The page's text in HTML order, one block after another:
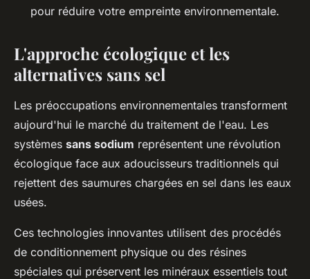
pour réduire votre empreinte environnementale.
L'approche écologique et les
alternatives sans sel
Les préoccupations environnementales transforment
aujourd'hui le marché du traitement de l'eau. Les
systèmes sans sodium représentent une révolution
écologique face aux adoucisseurs traditionnels qui
rejettent des saumures chargées en sel dans les eaux
usées.
Ces technologies innovantes utilisent des procédés
de conditionnement physique ou des résines
spéciales qui préservent les minéraux essentiels tout